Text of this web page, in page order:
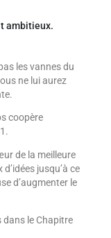
ambitieux.
les vannes du
ne lui aurez
coopère
de la meilleure
jusqu’à ce
d’augmenter le
dans le Chapitre